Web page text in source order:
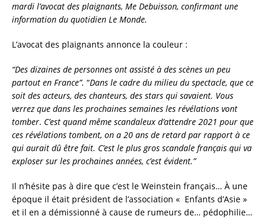
mardi l’avocat des plaignants, Me Debuisson, confirmant une
information du quotidien Le Monde.
L’avocat des plaignants annonce la couleur :
“Des dizaines de personnes ont assisté à des scènes un peu
partout en France”. “Dans le cadre du milieu du spectacle, que ce
soit des acteurs, des chanteurs, des stars qui savaient. Vous
verrez que dans les prochaines semaines les révélations vont
tomber. C’est quand même scandaleux d’attendre 2021 pour que
ces révélations tombent, on a 20 ans de retard par rapport à ce
qui aurait dû être fait. C’est le plus gros scandale français qui va
exploser sur les prochaines années, c’est évident.”
Il n’hésite pas à dire que c’est le Weinstein français… À une
époque il était président de l’association « Enfants d’Asie »
et il en a démissionné à cause de rumeurs de… pédophilie…